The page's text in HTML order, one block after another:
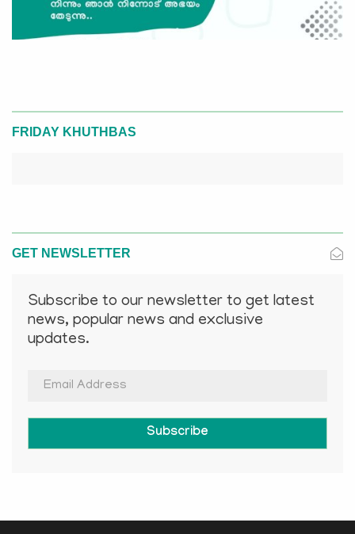
FRIDAY KHUTHBAS
GET NEWSLETTER
Subscribe to our newsletter to get latest
news, popular news and exclusive
updates.
Subscribe